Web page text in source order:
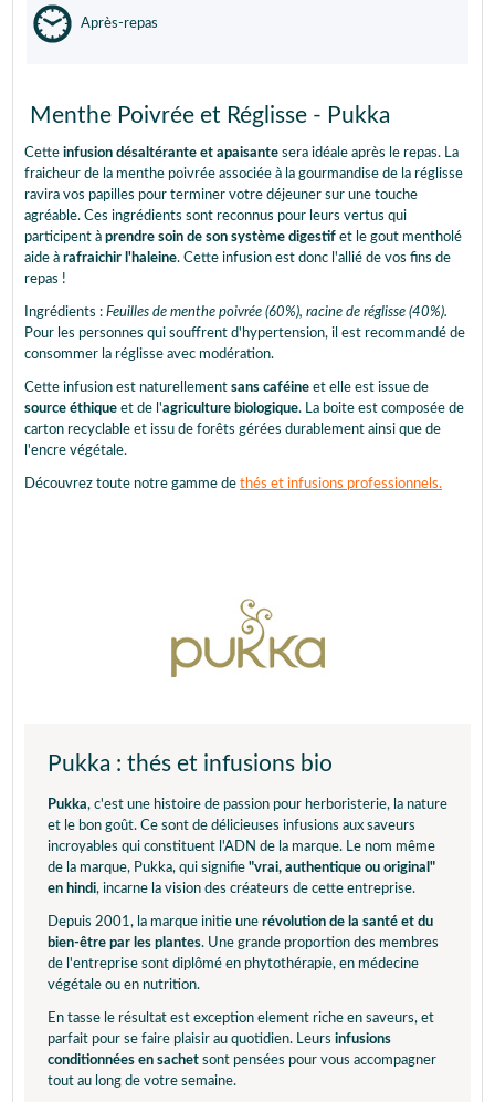
Après-repas
Menthe Poivrée et Réglisse - Pukka
Cette infusion désaltérante et apaisante sera idéale après le repas. La
fraicheur de la menthe poivrée associée à la gourmandise de la réglisse
ravira vos papilles pour terminer votre déjeuner sur une touche
agréable. Ces ingrédients sont reconnus pour leurs vertus qui
participent à prendre soin de son système digestif et le gout mentholé
aide à rafraichir l'haleine. Cette infusion est donc l'allié de vos fins de
repas !
Ingrédients : Feuilles de menthe poivrée (60%), racine de réglisse (40%).
Pour les personnes qui souffrent d'hypertension, il est recommandé de
consommer la réglisse avec modération.
Cette infusion est naturellement sans caféine et elle est issue de
source éthique et de l'agriculture biologique. La boite est composée de
carton recyclable et issu de forêts gérées durablement ainsi que de
l'encre végétale.
Découvrez toute notre gamme de thés et infusions professionnels.
Pukka : thés et infusions bio
Pukka, c'est une histoire de passion pour herboristerie, la nature
et le bon goût. Ce sont de délicieuses infusions aux saveurs
incroyables qui constituent l'ADN de la marque. Le nom même
de la marque, Pukka, qui signifie "vrai, authentique ou original"
en hindi, incarne la vision des créateurs de cette entreprise.
Depuis 2001, la marque initie une révolution de la santé et du
bien-être par les plantes. Une grande proportion des membres
de l'entreprise sont diplômé en phytothérapie, en médecine
végétale ou en nutrition.
En tasse le résultat est exception element riche en saveurs, et
parfait pour se faire plaisir au quotidien. Leurs infusions
conditionnées en sachet sont pensées pour vous accompagner
tout au long de votre semaine.